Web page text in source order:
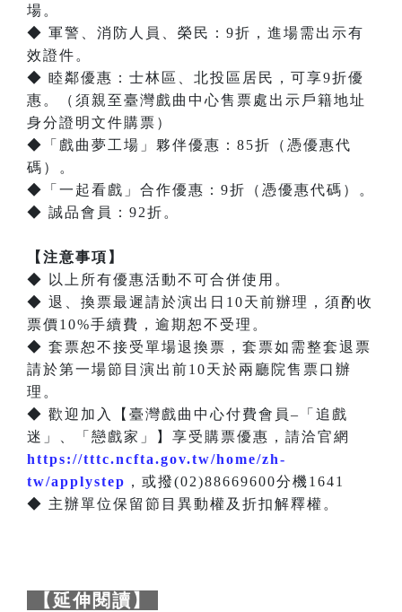
場。
◆ 軍警、消防人員、榮民：9折，進場需出示有
效證件。
◆ 睦鄰優惠：士林區、北投區居民，可享9折優
惠。（須親至臺灣戲曲中心售票處出示戶籍地址
身分證明文件購票）
◆「戲曲夢工場」夥伴優惠：85折（憑優惠代
碼）。
◆「一起看戲」合作優惠：9折（憑優惠代碼）。
◆ 誠品會員：92折。
【注意事項】
◆ 以上所有優惠活動不可合併使用。
◆ 退、換票最遲請於演出日10天前辦理，須酌收
票價10%手續費，逾期恕不受理。
◆ 套票恕不接受單場退換票，套票如需整套退票
請於第一場節目演出前10天於兩廳院售票口辦
理。
◆ 歡迎加入【臺灣戲曲中心付費會員–「追戲
迷」、「戀戲家」】享受購票優惠，請洽官網
https://tttc.ncfta.gov.tw/home/zh-
tw/applystep ，或撥(02)88669600分機1641
◆ 主辦單位保留節目異動權及折扣解釋權。
【延伸閱讀】